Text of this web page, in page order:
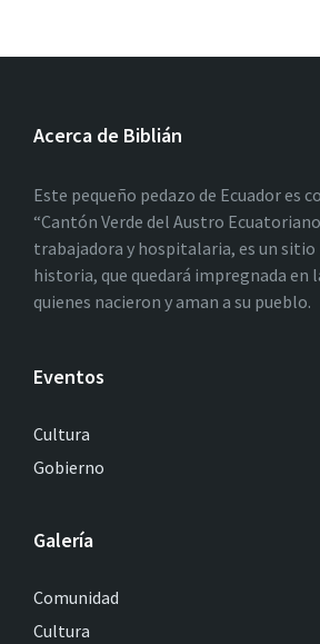
Acerca de Biblián
Este pequeño pedazo de Ecuador es
“Cantón Verde del Austro
trabajadora y hospitalaria, es un
historia, que quedará impregnada en
quienes nacieron y aman a su pueblo.
Eventos
Cultura
Gobierno
Galería
Comunidad
Cultura